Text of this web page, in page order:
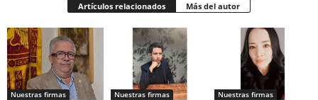
Artículos relacionados Más del autor
Nuestras firmas Nuestras firmas Nuestras firmas